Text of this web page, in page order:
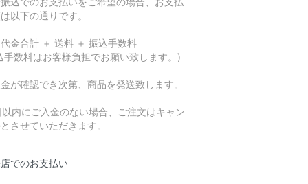
以下の通りです。
金合計 ＋ 送料 ＋ 振込手数料
手数料はお客様負担でお願い致します。)
が確認でき次第、商品を発送致します。
内にご入金のない場合、ご注文はキャン
させていただきます。
でのお支払い